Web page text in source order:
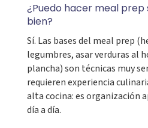
¿Puedo hacer meal prep
bien?
Sí. Las bases del meal prep
legumbres, asar verduras al
plancha) son técnicas muy
requieren experiencia
alta cocina: es organización
día a día.